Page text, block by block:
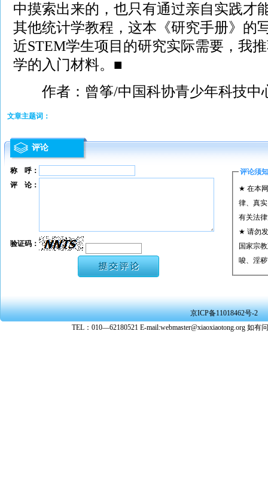
中摸索出来的，也只有通过亲自实践才
其他统计学教程，这本《研究手册》的
近STEM学生项目的研究实际需要，我
学的入门材料。■
作者：曾筝/中国科协青少年科技中
文章主题词：
评论
称 呼： 评论须知
★ 在本
律、真
有关法
★ 请勿
国家宗
唆、淫
★ 承担
★ 在本
转载、
★ 参与
评 论：
验证码：
京ICP备11018462号-2
TEL：010—62180521 E-mail:webmaster@xiaoxiaotong.org 如